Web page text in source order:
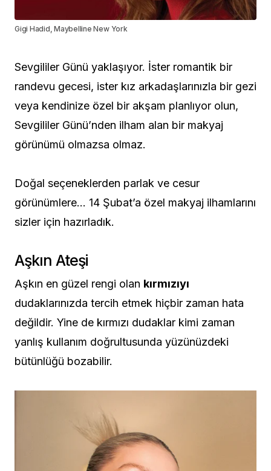
Gigi Hadid, Maybelline New York
Sevgililer Günü yaklaşıyor. İster romantik bir
randevu gecesi, ister kız arkadaşlarınızla bir gezi
veya kendinize özel bir akşam planlıyor olun,
Sevgililer Günü’nden ilham alan bir makyaj
görünümü olmazsa olmaz.
Doğal seçeneklerden parlak ve cesur
görünümlere… 14 Şubat’a özel makyaj ilhamlarını
sizler için hazırladık.
Aşkın Ateşi
Aşkın en güzel rengi olan kırmızıyı
dudaklarınızda tercih etmek hiçbir zaman hata
değildir. Yine de kırmızı dudaklar kimi zaman
yanlış kullanım doğrultusunda yüzünüzdeki
bütünlüğü bozabilir.